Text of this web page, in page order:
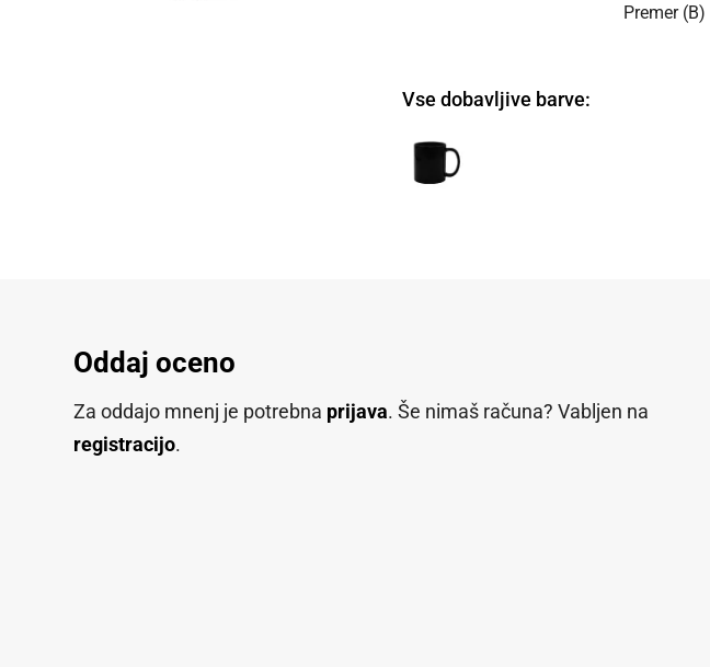
Premer (B)
Vse dobavljive barve:
Oddaj oceno
Za oddajo mnenj je potrebna prijava. Še nimaš računa? Vabljen na
registracijo.